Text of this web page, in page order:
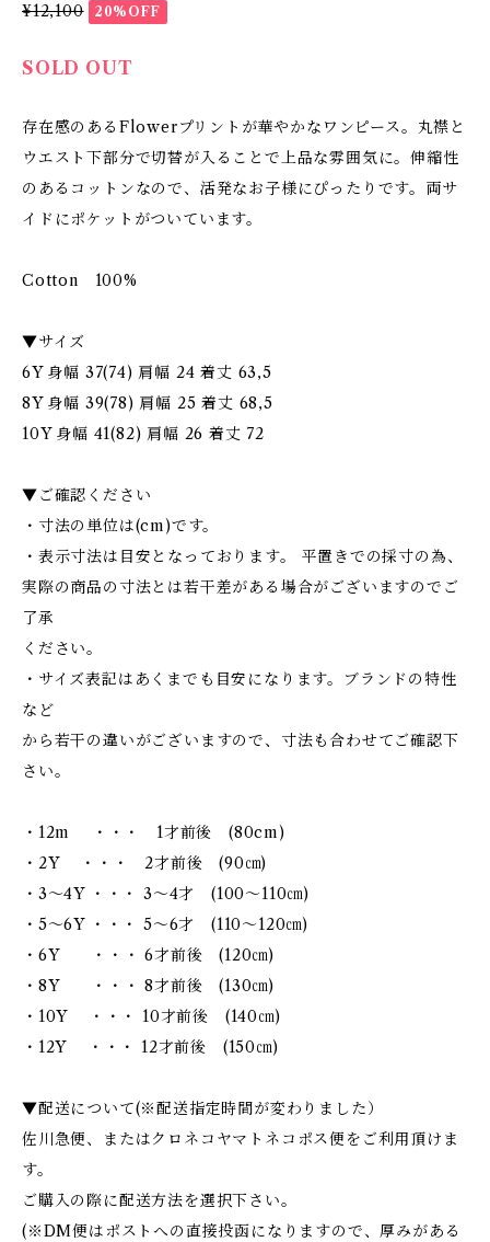
¥12,100 20%OFF
SOLD OUT
存在感のあるFlowerプリントが華やかなワンピース。丸襟と
ウエスト下部分で切替が入ることで上品な雰囲気に。伸縮性
のあるコットンなので、活発なお子様にぴったりです。両サ
イドにポケットがついています。
Cotton 100%
▼サイズ
6Y 身幅 37(74) 肩幅 24 着丈 63,5
8Y 身幅 39(78) 肩幅 25 着丈 68,5
10Y 身幅 41(82) 肩幅 26 着丈 72
▼ご確認ください
・寸法の単位は(cm)です。
・表示寸法は目安となっております。 平置きでの採寸の為、
実際の商品の寸法とは若干差がある場合がございますのでご
了承
ください。
・サイズ表記はあくまでも目安になります。ブランドの特性
など
から若干の違いがございますので、寸法も合わせてご確認下
さい。
・12m ・・・ 1才前後 (80cm)
・2Y ・・・ 2才前後 (90㎝)
・3～4Y ・・・ 3～4才 (100～110㎝)
・5～6Y ・・・ 5～6才 (110～120㎝)
・6Y ・・・ 6才前後 (120㎝)
・8Y ・・・ 8才前後 (130㎝)
・10Y ・・・ 10才前後 (140㎝)
・12Y ・・・ 12才前後 (150㎝)
▼配送について(※配送指定時間が変わりました）
佐川急便、またはクロネコヤマトネコポス便をご利用頂けま
す。
ご購入の際に配送方法を選択下さい。
(※DM便はポストへの直接投函になりますので、厚みがある